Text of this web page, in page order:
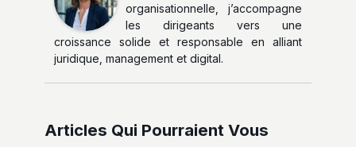
organisationnelle, j’accompagne
les dirigeants vers une
croissance solide et responsable en alliant
juridique, management et digital.
Articles Qui Pourraient Vous